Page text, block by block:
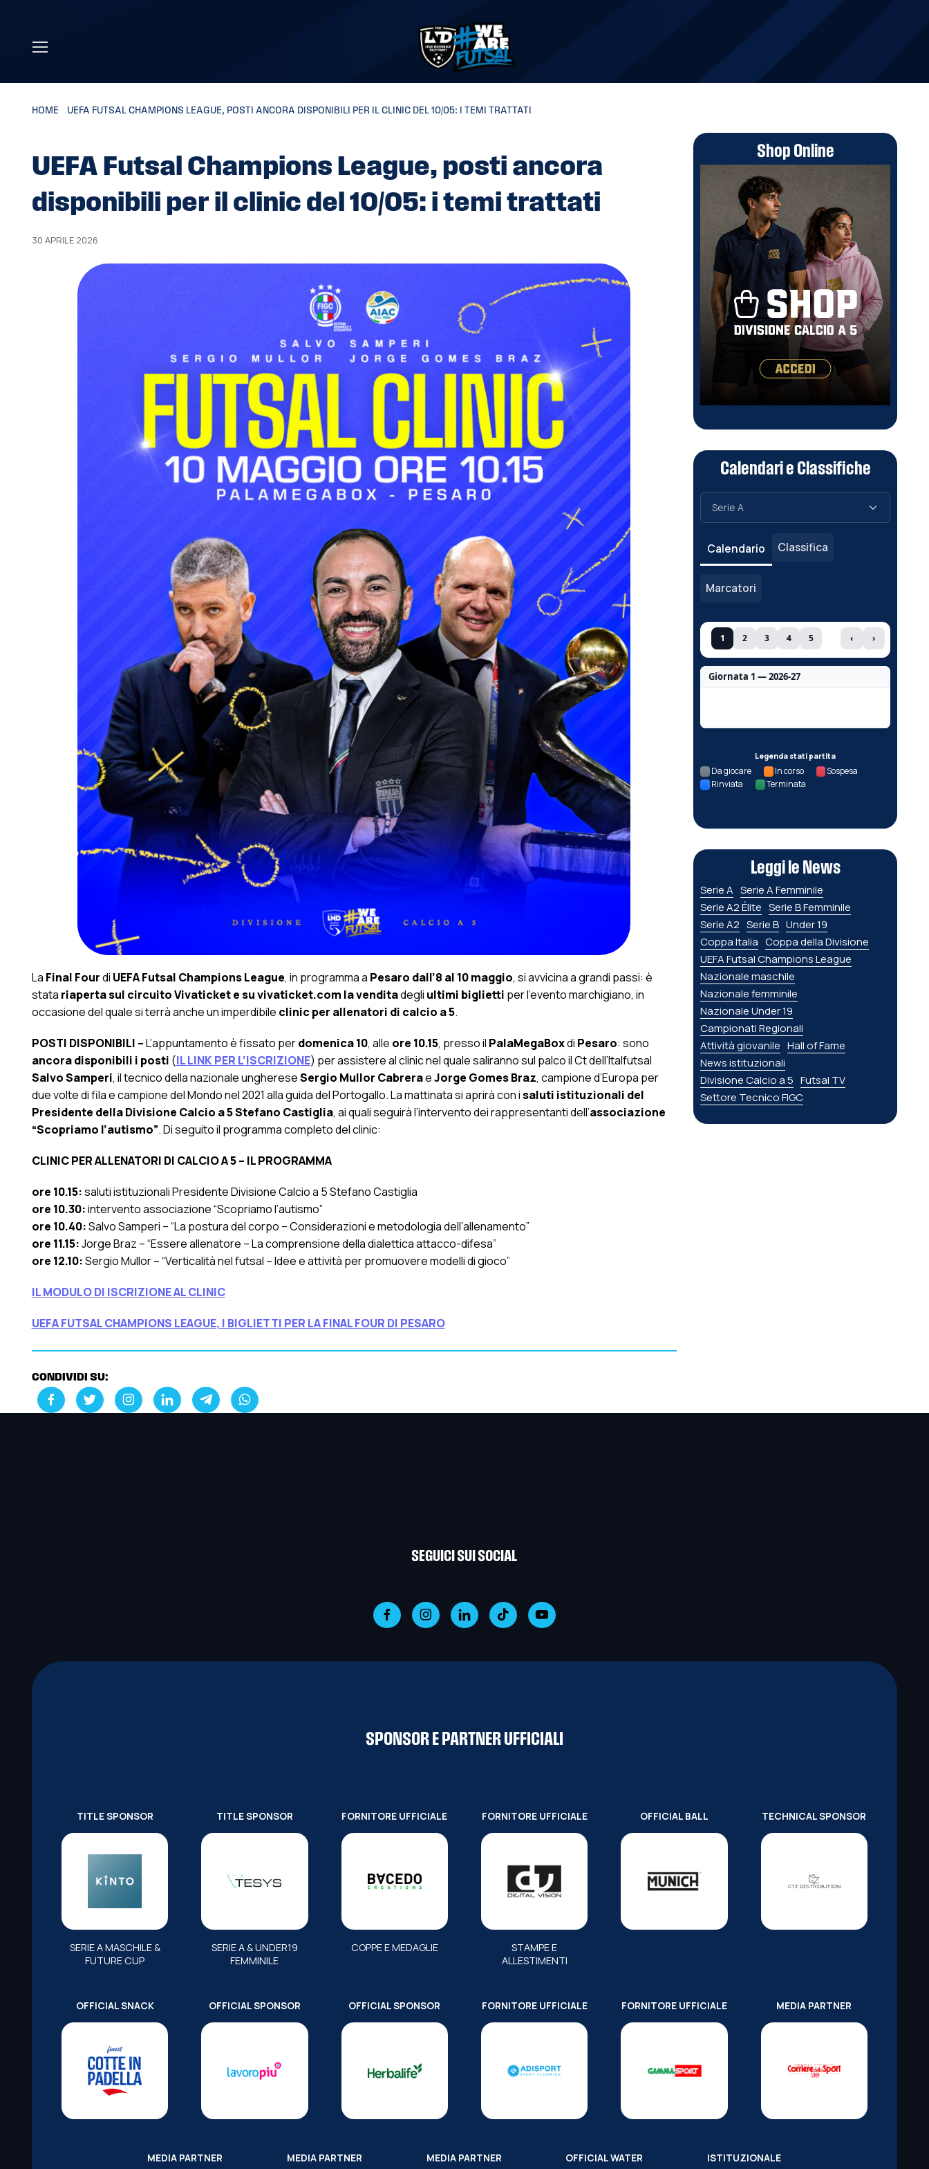
HOME UEFA FUTSAL CHAMPIONS LEAGUE, POSTI ANCORA DISPONIBILI PER IL CLINIC DEL 10/05: I TEMI TRATTATI
UEFA Futsal Champions League, posti ancora
disponibili per il clinic del 10/05: i temi trattati
30 APRILE 2026
La Final Fourdi UEFA Futsal Champions League, in programma a Pesaro dall’8 al 10 maggio, si avvicina a grandi passi: è
stata riaperta sul circuito Vivaticket e su vivaticket.com la venditadegli ultimi biglietti per l’evento marchigiano, in
occasione del quale si terrà anche un imperdibile clinic per allenatori di calcio a 5.
POSTI DISPONIBILI –L’appuntamento è fissato perdomenica 10, alle ore 10.15, presso il PalaMegaBoxdi Pesaro: sono
ancora disponibili i posti (IL LINK PER L’ISCRIZIONE) per assistere al clinic nel quale saliranno sul palco il Ct dell’Italfutsal
Salvo Samperi, il tecnico della nazionale unghereseSergio Mullor CabreraeJorge Gomes Braz, campione d’Europa per
due volte di fila e campione del Mondo nel 2021 alla guida del Portogallo. La mattinata si aprirà con isaluti istituzionali del
Presidente della Divisione Calcio a 5 Stefano Castiglia, ai quali seguirà l’intervento dei rappresentanti dell’associazione
“Scopriamo l’autismo”. Di seguito il programma completo del clinic:
CLINIC PER ALLENATORI DI CALCIO A 5 – IL PROGRAMMA
ore 10.15:saluti istituzionali Presidente Divisione Calcio a 5 Stefano Castiglia
ore 10.30:intervento associazione “Scopriamo l’autismo”
ore 10.40:Salvo Samperi – “La postura del corpo – Considerazioni e metodologia dell’allenamento”
ore 11.15:Jorge Braz – “Essere allenatore – La comprensione della dialettica attacco-difesa”
ore 12.10:Sergio Mullor – “Verticalità nel futsal – Idee e attività per promuovere modelli di gioco”
IL MODULO DI ISCRIZIONE AL CLINIC
UEFA FUTSAL CHAMPIONS LEAGUE, I BIGLIETTI PER LA FINAL FOUR DI PESARO
CONDIVIDI SU:
Shop Online
Calendari e Classifiche
Calendario Classifica
Marcatori
1 2 3 4 5 ‹ ›
Giornata 1 — 2026-27
Legenda stati partita
Da giocare In corso
Sospesa
Rinviata
Terminata
Leggi le News
Serie A Serie A Femminile
Serie A2 Élite Serie B Femminile
Serie A2 Serie B Under 19
Coppa Italia Coppa della Divisione
UEFA Futsal Champions League
Nazionale maschile
Nazionale femminile
Nazionale Under 19
Campionati Regionali
Attività giovanile Hall of Fame
News istituzionali
Divisione Calcio a 5 Futsal TV
Settore Tecnico FIGC
SEGUICI SUI SOCIAL
SPONSOR E PARTNER UFFICIALI
TITLE SPONSOR
SERIE A MASCHILE &
FUTURE CUP
TITLE SPONSOR
SERIE A & UNDER19
FEMMINILE
FORNITORE UFFICIALE
COPPE E MEDAGLIE
FORNITORE UFFICIALE
STAMPE E
ALLESTIMENTI
OFFICIAL BALL TECHNICAL SPONSOR
OFFICIAL SNACK OFFICIAL SPONSOR OFFICIAL SPONSOR FORNITORE UFFICIALE FORNITORE UFFICIALE MEDIA PARTNER
MEDIA PARTNER MEDIA PARTNER MEDIA PARTNER OFFICIAL WATER ISTITUZIONALE